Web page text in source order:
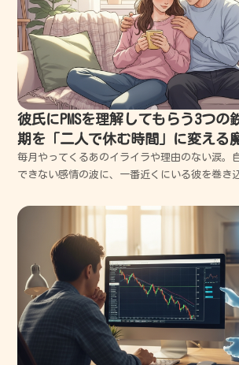
彼氏にPMSを理解してもらう3つの
期を「二人で休む時間」に変える
毎月やってくるあのイライラや理由のない涙。
できない感情の波に、一番近くにいる彼を巻き
ロボロになった経験から学んだ「PMS期を二人
の具体的な伝え方」を優しく解説します。この